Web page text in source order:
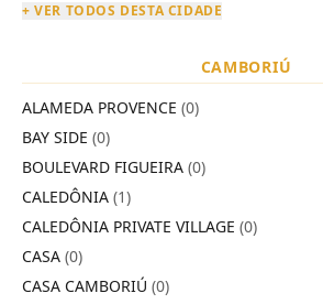
+ VER TODOS DESTA CIDADE
CAMBORIÚ
ALAMEDA PROVENCE (0)
BAY SIDE (0)
BOULEVARD FIGUEIRA (0)
CALEDÔNIA (1)
CALEDÔNIA PRIVATE VILLAGE (0)
CASA (0)
CASA CAMBORIÚ (0)